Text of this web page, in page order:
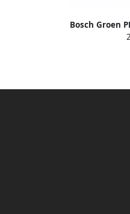
Bosch Groen
720w